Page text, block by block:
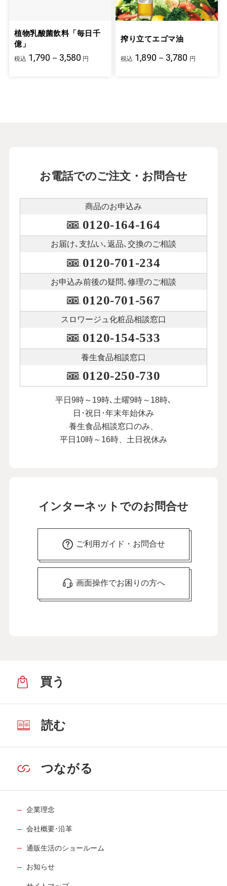
植物乳酸菌飲料「毎日千
億」
税込 1,790－3,580 円
搾り立てエゴマ油
税込 1,890－3,780 円
お電話でのご注文・お問合せ
商品のお申込み
0120-164-164
お届け､支払い､ 返品､交換のご相談
0120-701-234
お申込み前後の疑問､修理のご相談
0120-701-567
スロワージュ化粧品相談窓口
0120-154-533
養生食品相談窓口
0120-250-730
平日9時～19時､土曜9時～18時､
日･祝日･年末年始休み
養生食品相談窓口のみ、
平日10時～16時、土日祝休み
インターネットでのお問合せ
ご利用ガイド・お問合せ
画面操作でお困りの方へ
買う
読む
つながる
企業理念
会社概要･沿革
通販生活のショールーム
お知らせ